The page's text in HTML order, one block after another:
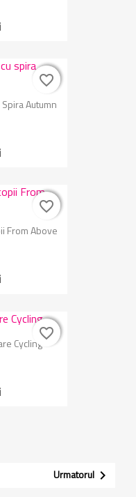
Autumn
favorite_border
favorite_border
From Above
favorite_border
favorite_border
Cycling
favorite_border
favorite_border
Urmatorul 